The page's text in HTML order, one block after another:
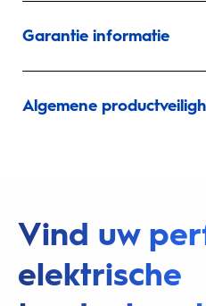
Garantie informatie
Algemene
Vind uw
elektrische